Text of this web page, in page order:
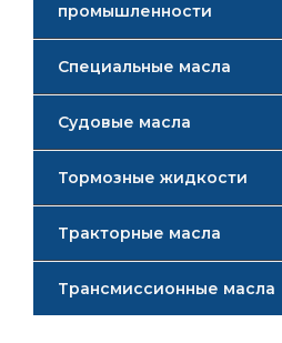
промышленности
Специальные масла
Судовые масла
Тормозные жидкости
Тракторные масла
Трансмиссионные масла